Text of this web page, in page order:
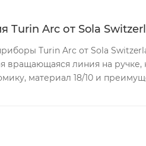
Turin Arc от Sola
Turin Arc от Sola
вращающаяся линия на
материал 18/10 и